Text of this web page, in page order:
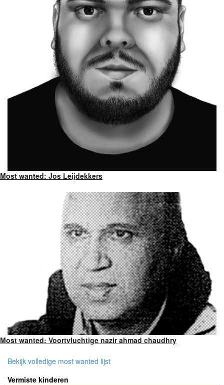
Most wanted: Jos Leijdekkers
Most wanted: Voortvluchtige nazir ahmad chaudhry
Bekijk volledige most wanted lijst
Vermiste kinderen